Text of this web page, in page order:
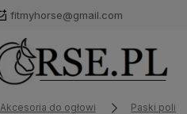
fitmyhorse@gmail.com
Akcesoria do ogłowi Paski